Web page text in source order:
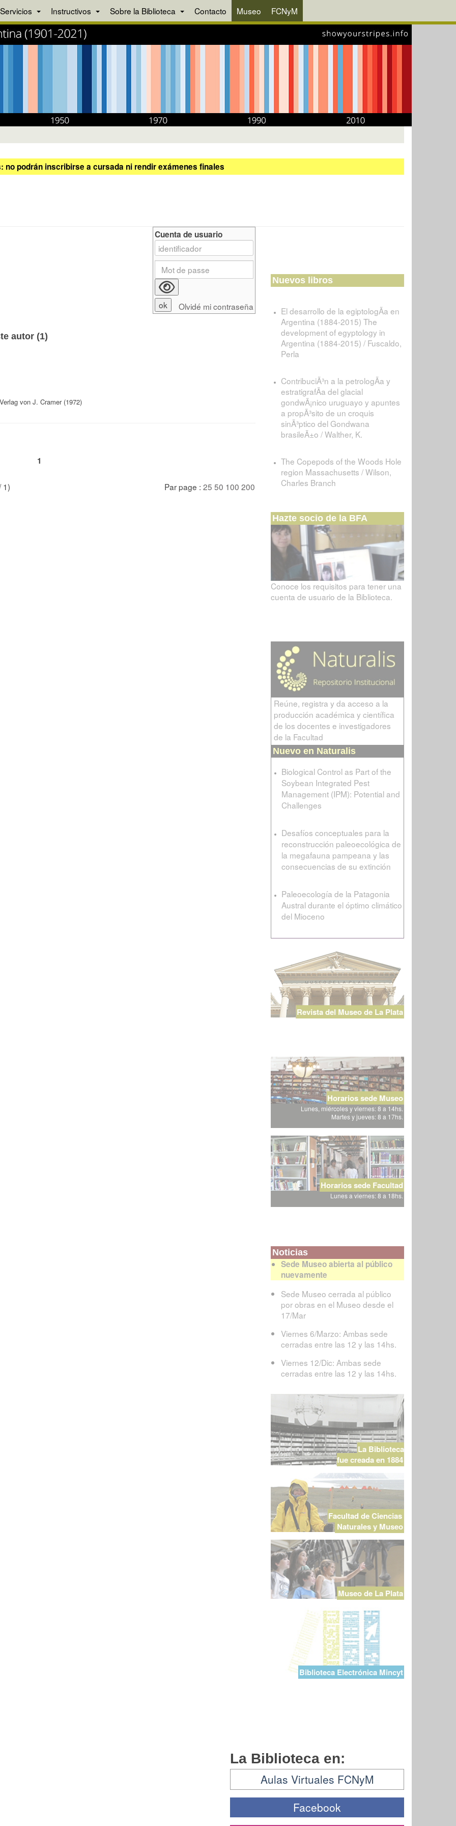
Servicios Instructivos Sobre la Biblioteca Contacto Museo FCNyM
podrán inscribirse a cursada ni rendir exámenes finales
autor (1)
von J. Cramer (1972)
1
1) Par page : 25 50 100 200
Cuenta de usuario
Olvidé mi contraseña
Nuevos libros
El desarrollo de la egiptologÃ­a en
Argentina (1884-2015) The
development of egyptology in
Argentina (1884-2015) / Fuscaldo,
Perla
ContribuciÃ³n a la petrologÃ­a y
estratigrafÃ­a del glacial
gondwÃ¡nico uruguayo y apuntes
a propÃ³sito de un croquis
sinÃ³ptico del Gondwana
brasileÃ±o / Walther, K.
The Copepods of the Woods Hole
region Massachusetts / Wilson,
Charles Branch
Hazte socio de la BFA
Conoce los requisitos para tener una
cuenta de usuario de la Biblioteca.
Reúne, registra y da acceso a la
producción académica y científica
de los docentes e investigadores
de la Facultad
Nuevo en Naturalis
Biological Control as Part of the
Soybean Integrated Pest
Management (IPM): Potential and
Challenges
Desafíos conceptuales para la
reconstrucción paleoecológica de
la megafauna pampeana y las
consecuencias de su extinción
Paleoecología de la Patagonia
Austral durante el óptimo climático
del Mioceno
Revista del Museo de La Plata
Horarios sede Museo
Lunes, miércoles y viernes: 8 a 14hs.
Martes y jueves: 8 a 17hs.
Horarios sede Facultad
Lunes a viernes: 8 a 18hs.
Noticias
Sede Museo abierta al público
nuevamente
Sede Museo cerrada al público
por obras en el Museo desde el
17/Mar
Viernes 6/Marzo: Ambas sede
cerradas entre las 12 y las 14hs.
Viernes 12/Dic: Ambas sede
cerradas entre las 12 y las 14hs.
La Biblioteca
fue creada en 1884
Facultad de Ciencias
Naturales y Museo
Museo de La Plata
Biblioteca Electrónica Mincyt
La Biblioteca en:
Aulas Virtuales FCNyM
Facebook